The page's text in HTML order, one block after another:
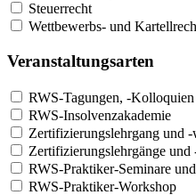
Steuerrecht
Wettbewerbs- und
Veranstaltungsarten
RWS-Tagungen, -
RWS-Insolvenzakademie
Zertifizierungslehrgang und
Zertifizierungslehrgänge
RWS-Praktiker-Seminare
RWS-Praktiker-Workshop